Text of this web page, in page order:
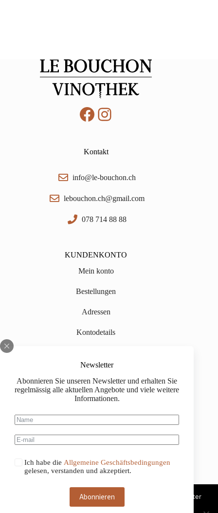
Newsletter
Abonnieren Sie unseren Newsletter und erhalten Sie
regelmässig alle aktuellen Angebote und viele weitere
Informationen.
Ich habe die Allgemeine Geschäftsbedingungen
gelesen, verstanden und akzeptiert.
Abonnieren
Facebook
Instagram
Kontakt
info@le-bouchon.ch
lebouchon.ch@gmail.com
078 714 88 88
KUNDENKONTO
Mein konto
Bestellungen
Adressen
Kontodetails
Informationen
Über uns
Impressum
Allgemeine Geschäftsbedingungen
Diese Website benutzt Cookies. Wenn du die Website weiter
nutzt, gehen wir von deinem Einverständnis aus.